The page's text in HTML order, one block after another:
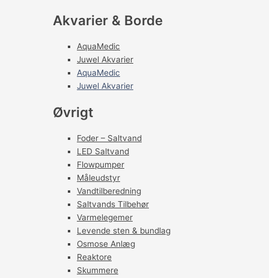
Akvarier & Borde
AquaMedic
Juwel Akvarier
AquaMedic
Juwel Akvarier
Øvrigt
Foder – Saltvand
LED Saltvand
Flowpumper
Måleudstyr
Vandtilberedning
Saltvands Tilbehør
Varmelegemer
Levende sten & bundlag
Osmose Anlæg
Reaktore
Skummere